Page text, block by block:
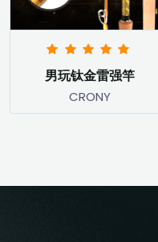
男玩钛金雷强竿
CRONY